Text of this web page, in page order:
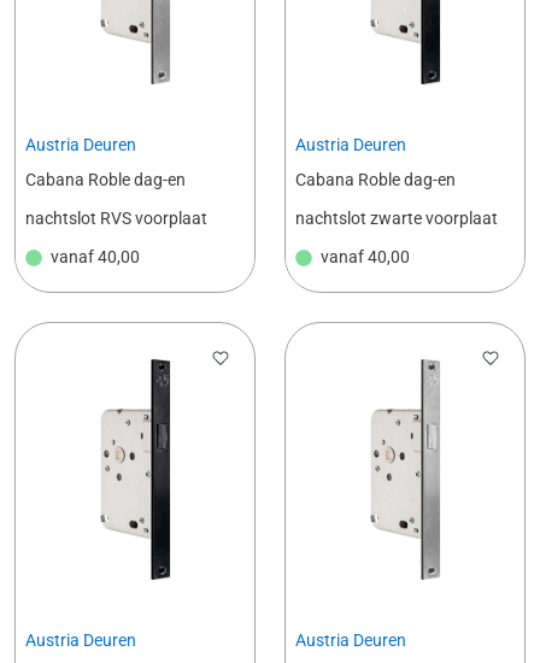
Austria Deuren
Cabana Roble dag-en
nachtslot RVS voorplaat
vanaf40,00
Austria Deuren
Cabana Roble dag-en
nachtslot zwarte voorplaat
vanaf40,00
Austria Deuren
Austria Deuren